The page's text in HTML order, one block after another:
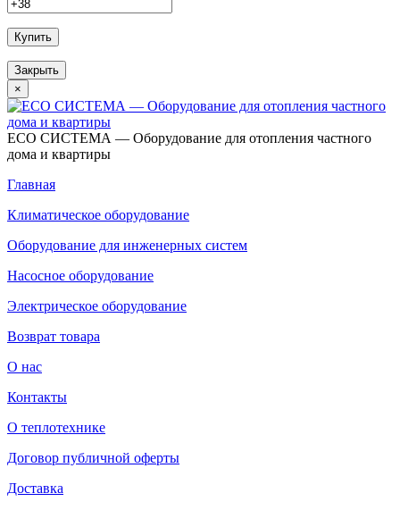
Купить
Закрыть
×
ECO СИСТЕМА — Оборудование для отопления частного
дома и квартиры
Главная
Климатическое оборудование
Оборудование для инженерных систем
Насосное оборудование
Электрическое оборудование
Возврат товара
О нас
Контакты
О теплотехнике
Договор публичной оферты
Доставка